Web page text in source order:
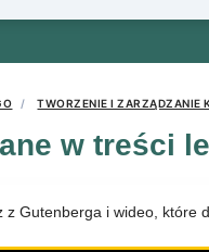
TWORZENIE I ZARZĄDZANIE
w treści
z Gutenberga i wideo, które